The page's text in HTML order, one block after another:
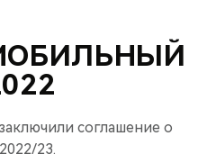
соглашение о
23.